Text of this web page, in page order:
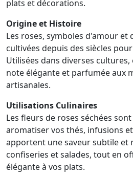
plats et décorations.
Origine et Histoire
Les roses, symboles d'amour et
cultivées depuis des siècles
Utilisées dans diverses
note élégante et parfumée aux
artisanales.
Utilisations Culinaires
Les fleurs de roses séchées
aromatiser vos thés, infusions
apportent une saveur subtile et
confiseries et salades, tout en
élégante à vos plats.